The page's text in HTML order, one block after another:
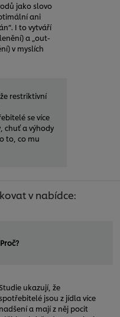
jako slovo
ani
I to vytváří
a „out-
v myslích
restriktivní
se více
chuť a výhody
to, co mu
v nabídce:
Proč?
Studie ukazují, že
spotřebitelé jsou z jídla více
nadšení a mají z něj pocit